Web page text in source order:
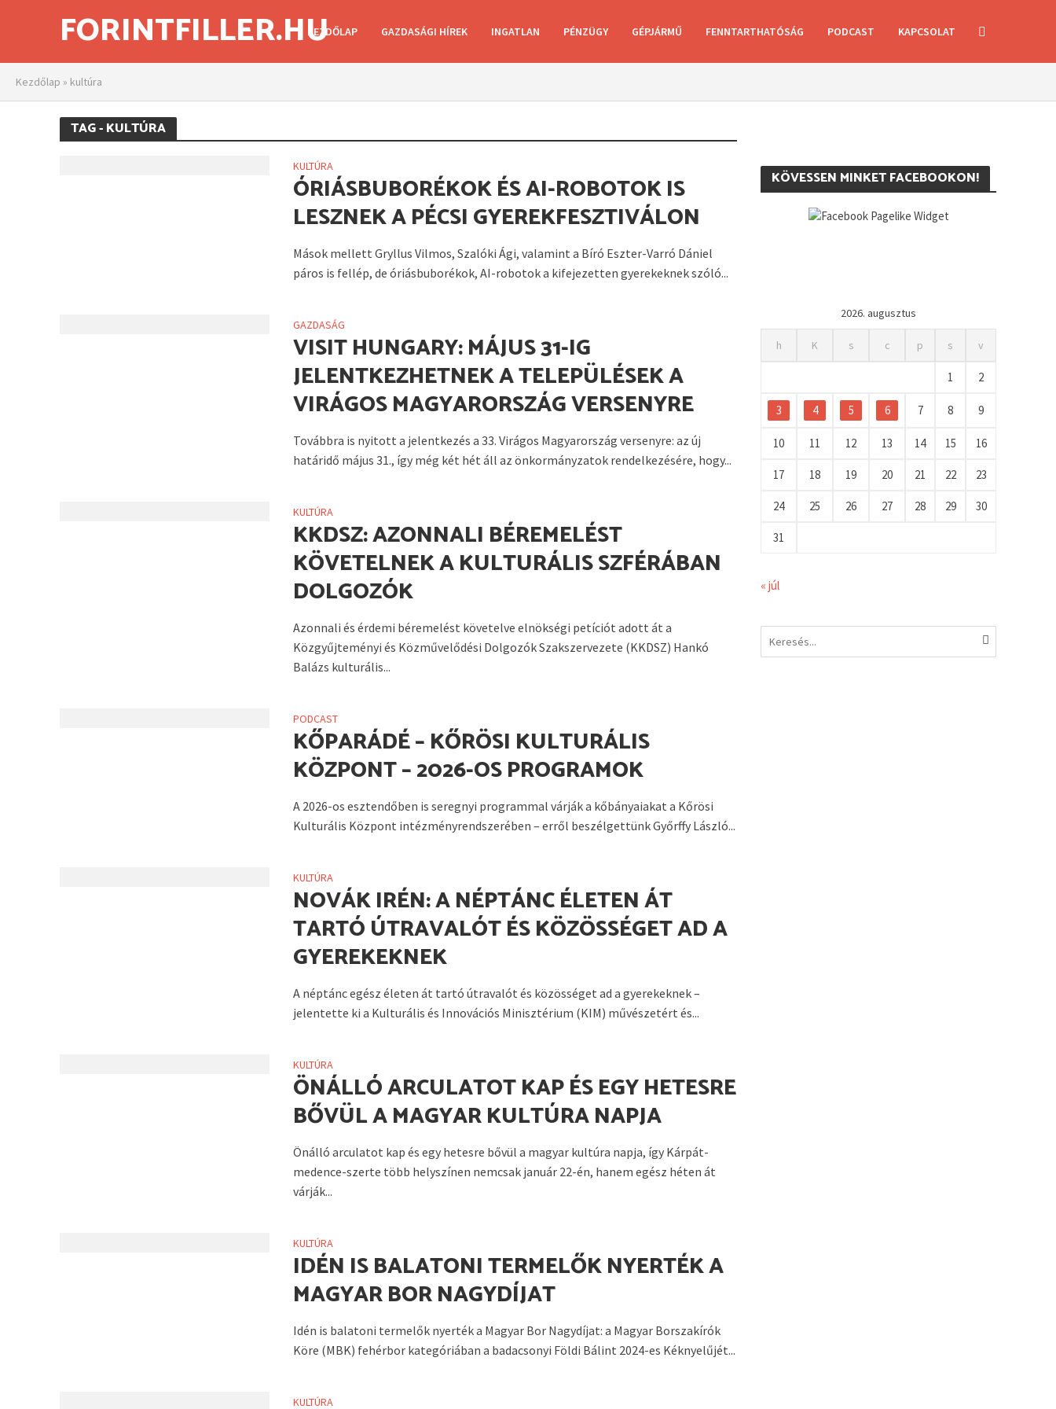
FORINTFILLER.HUKEZDŐLAP GAZDASÁGI HÍREK INGATLAN PÉNZÜGY GÉPJÁRMŰ FENNTARTHATÓSÁG PODCAST KAPCSOLAT
Kezdőlap » kultúra
TAG - KULTÚRA
KULTÚRA
ÓRIÁSBUBORÉKOK ÉS AI-ROBOTOK IS
LESZNEK A PÉCSI GYEREKFESZTIVÁLON
Mások mellett Gryllus Vilmos, Szalóki Ági, valamint a Bíró Eszter-Varró Dániel
páros is fellép, de óriásbuborékok, AI-robotok a kifejezetten gyerekeknek szóló...
GAZDASÁG
VISIT HUNGARY: MÁJUS 31-IG
JELENTKEZHETNEK A TELEPÜLÉSEK A
VIRÁGOS MAGYARORSZÁG VERSENYRE
Továbbra is nyitott a jelentkezés a 33. Virágos Magyarország versenyre: az új
határidő május 31., így még két hét áll az önkormányzatok rendelkezésére, hogy...
KULTÚRA
KKDSZ: AZONNALI BÉREMELÉST
KÖVETELNEK A KULTURÁLIS SZFÉRÁBAN
DOLGOZÓK
Azonnali és érdemi béremelést követelve elnökségi petíciót adott át a
Közgyűjteményi és Közművelődési Dolgozók Szakszervezete (KKDSZ) Hankó
Balázs kulturális...
PODCAST
KŐPARÁDÉ – KŐRÖSI KULTURÁLIS
KÖZPONT – 2026-OS PROGRAMOK
A 2026-os esztendőben is seregnyi programmal várják a kőbányaiakat a Kőrösi
Kulturális Központ intézményrendszerében – erről beszélgettünk Győrffy László...
KULTÚRA
NOVÁK IRÉN: A NÉPTÁNC ÉLETEN ÁT
TARTÓ ÚTRAVALÓT ÉS KÖZÖSSÉGET AD A
GYEREKEKNEK
A néptánc egész életen át tartó útravalót és közösséget ad a gyerekeknek –
jelentette ki a Kulturális és Innovációs Minisztérium (KIM) művészetért és...
KULTÚRA
ÖNÁLLÓ ARCULATOT KAP ÉS EGY HETESRE
BŐVÜL A MAGYAR KULTÚRA NAPJA
Önálló arculatot kap és egy hetesre bővül a magyar kultúra napja, így Kárpát-
medence-szerte több helyszínen nemcsak január 22-én, hanem egész héten át
várják...
KULTÚRA
IDÉN IS BALATONI TERMELŐK NYERTÉK A
MAGYAR BOR NAGYDÍJAT
Idén is balatoni termelők nyerték a Magyar Bor Nagydíjat: a Magyar Borszakírók
Köre (MBK) fehérbor kategóriában a badacsonyi Földi Bálint 2024-es Kéknyelűjét...
KULTÚRA
KÖVESSEN MINKET FACEBOOKON!
2026. augusztus
h K s c p s v
1 2
3 4 5 6 7 8 9
10 11 12 13 14 15 16
17 18 19 20 21 22 23
24 25 26 27 28 29 30
31
« júl